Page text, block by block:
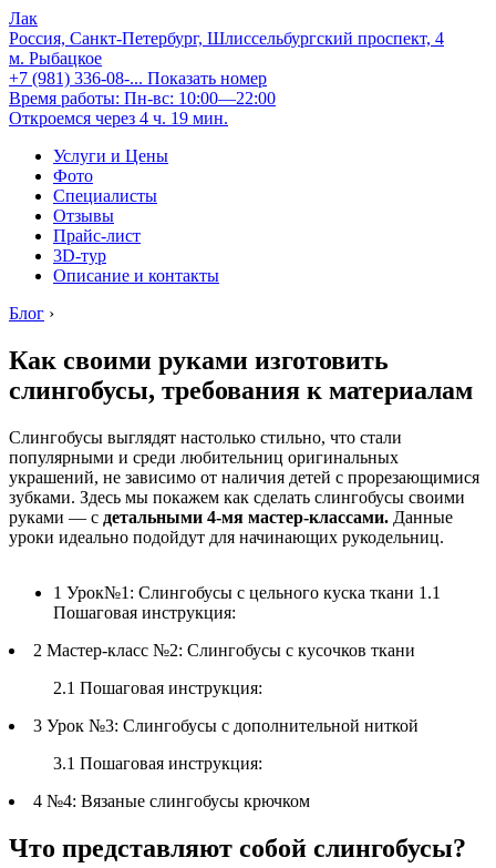
Лак
Россия, Санкт-Петербург, Шлиссельбургский проспект, 4
м. Рыбацкое
+7 (981) 336-08-... Показать номер
Время работы: Пн-вс: 10:00—22:00
Откроемся через 4 ч. 19 мин.
Услуги и Цены
Фото
Специалисты
Отзывы
Прайс-лист
3D-тур
Описание и контакты
Блог ›
Как своими руками изготовить
слингобусы, требования к материалам
Слингобусы выглядят настолько стильно, что стали
популярными и среди любительниц оригинальных
украшений, не зависимо от наличия детей с прорезающимися
зубками. Здесь мы покажем как сделать слингобусы своими
руками — с детальными 4-мя мастер-классами. Данные
уроки идеально подойдут для начинающих рукодельниц.
1 Урок№1: Слингобусы с цельного куска ткани 1.1
Пошаговая инструкция:
2 Мастер-класс №2: Слингобусы с кусочков ткани
2.1 Пошаговая инструкция:
3 Урок №3: Слингобусы с дополнительной ниткой
3.1 Пошаговая инструкция:
4 №4: Вязаные слингобусы крючком
Что представляют собой слингобусы?